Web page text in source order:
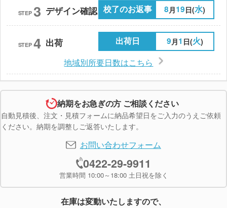
STEP 3 デザイン確認 校了のお返事 8 月19日(水)
STEP 4 出荷 出荷日 9 月1 日(火)
地域別所要日数はこちら
納期をお急ぎの方 ご相談ください
自動見積後、注文・見積フォームに納品希望日をご入力のうえご依頼
ください。納期を調整しご返答いたします。
お問い合わせフォーム
0422-29-9911
営業時間 10:00～18:00 土日祝を除く
在庫は変動いたしますので、